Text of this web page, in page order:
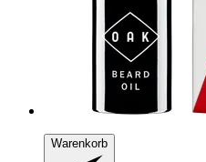
Warenkorb